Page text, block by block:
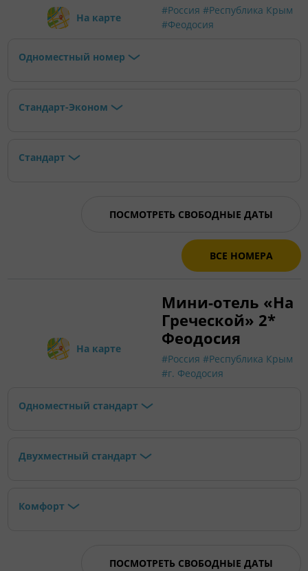
На карте
#Россия #Республика Крым
#Феодосия
Одноместный номер
Стандарт-Эконом
Стандарт
ПОСМОТРЕТЬ СВОБОДНЫЕ ДАТЫ
ВСЕ НОМЕРА
На карте
Мини-отель «На
Греческой» 2*
Феодосия
#Россия #Республика Крым
#г. Феодосия
Одноместный стандарт
Двухместный стандарт
Комфорт
ПОСМОТРЕТЬ СВОБОДНЫЕ ДАТЫ